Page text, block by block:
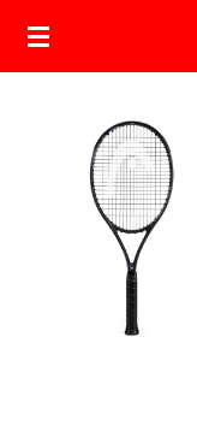
Ga
hoofdinhoud